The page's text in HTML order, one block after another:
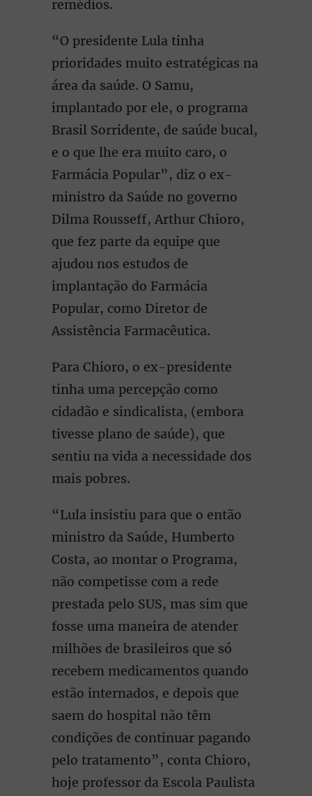
remédios.
“O presidente Lula tinha
prioridades muito estratégicas na
área da saúde. O Samu,
implantado por ele, o programa
Brasil Sorridente, de saúde bucal,
e o que lhe era muito caro, o
Farmácia Popular”, diz o ex-
ministro da Saúde no governo
Dilma Rousseff, Arthur Chioro,
que fez parte da equipe que
ajudou nos estudos de
implantação do Farmácia
Popular, como Diretor de
Assistência Farmacêutica.
Para Chioro, o ex-presidente
tinha uma percepção como
cidadão e sindicalista, (embora
tivesse plano de saúde), que
sentiu na vida a necessidade dos
mais pobres.
“Lula insistiu para que o então
ministro da Saúde, Humberto
Costa, ao montar o Programa,
não competisse com a rede
prestada pelo SUS, mas sim que
fosse uma maneira de atender
milhões de brasileiros que só
recebem medicamentos quando
estão internados, e depois que
saem do hospital não têm
condições de continuar pagando
pelo tratamento”, conta Chioro,
hoje professor da Escola Paulista